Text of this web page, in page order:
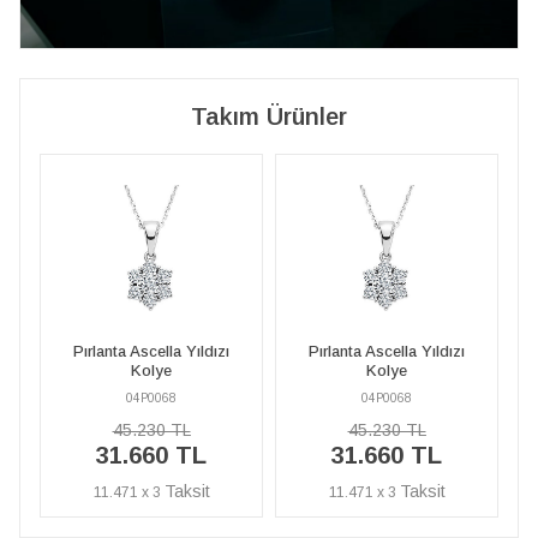
Takım Ürünler
Pırlanta Ascella Yıldızı
Kolye
04P0068
45.230 TL
31.660 TL
11.471 x 3
Pırlanta Ascella Yıldızı
Kolye
04P0068
45.230 TL
31.660 TL
11.471 x 3